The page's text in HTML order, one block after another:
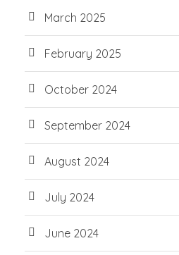
March 2025
February 2025
October 2024
September 2024
August 2024
July 2024
June 2024